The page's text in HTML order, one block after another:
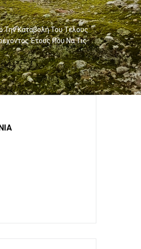
Την Καταβολή Του Τέλους
Έτους Που Να Τις